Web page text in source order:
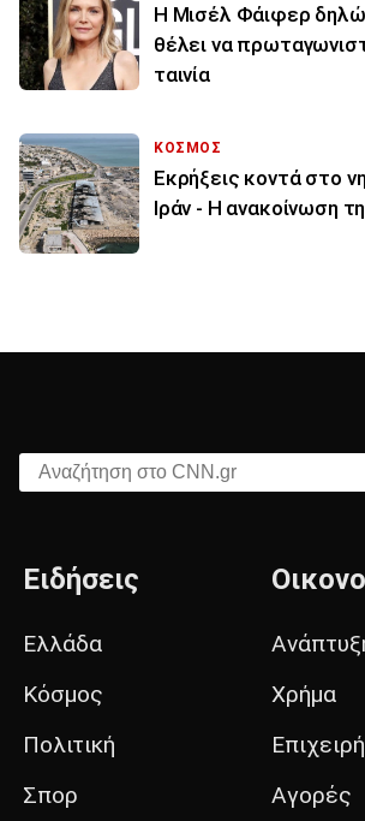
Η Μισέλ Φάιφερ
θέλει να
ταινία
ΚΟΣΜΟΣ
Εκρήξεις κοντά στο
Ιράν - Η ανακοίνωση
Αναζήτηση στο CNN.gr
Ειδήσεις
Ελλάδα
Κόσμος
Πολιτική
Σπορ
Χρήμα
Αγορές